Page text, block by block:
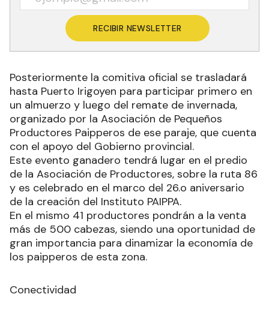
RECIBIR NEWSLETTER
Posteriormente la comitiva oficial se trasladará
hasta Puerto Irigoyen para participar primero en
un almuerzo y luego del remate de invernada,
organizado por la Asociación de Pequeños
Productores Paipperos de ese paraje, que cuenta
con el apoyo del Gobierno provincial.
Este evento ganadero tendrá lugar en el predio
de la Asociación de Productores, sobre la ruta 86
y es celebrado en el marco del 26.o aniversario
de la creación del Instituto PAIPPA.
En el mismo 41 productores pondrán a la venta
más de 500 cabezas, siendo una oportunidad de
gran importancia para dinamizar la economía de
los paipperos de esta zona.
Conectividad